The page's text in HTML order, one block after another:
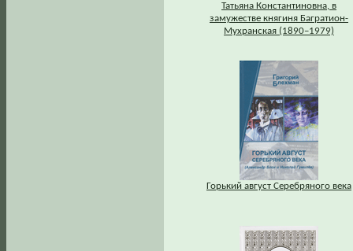
Татьяна Константиновна, в
замужестве княгиня Багратион-
Мухранская (1890–1979)
Горький август Серебряного века